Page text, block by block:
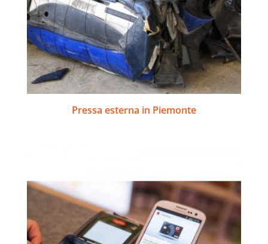
Pressa esterna in Piemonte